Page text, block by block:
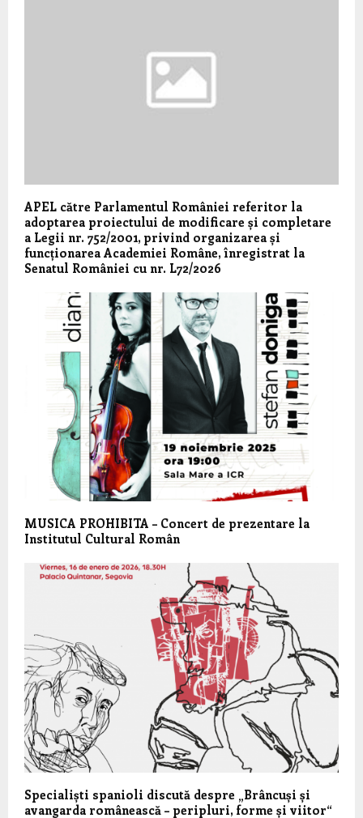
APEL către Parlamentul României referitor la
adoptarea proiectului de modificare și completare
a Legii nr. 752/2001, privind organizarea și
funcționarea Academiei Române, înregistrat la
Senatul României cu nr. L72/2026
MUSICA PROHIBITA – Concert de prezentare la
Institutul Cultural Român
Specialiști spanioli discută despre „Brâncuși și
avangarda românească – peripluri, forme și viitor“